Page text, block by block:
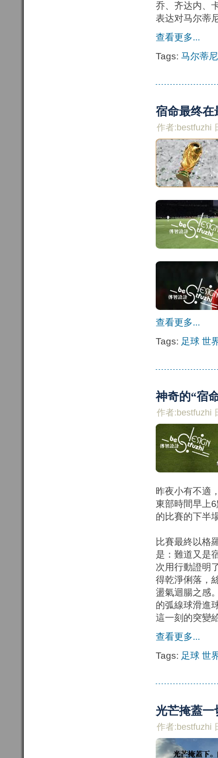
乔、齐达内、
表达对马尔蒂
查看更多...
Tags: 马尔蒂尼
宿命最终在
作者:bestfuzhi
查看更多...
Tags: 足球 世
神奇的“宿
作者:bestfuzhi
昨夜小有不適
東部時間早上
的比賽的下半
比賽最終以格
是：難道又是
次用行動證明
得乾淨俐落，
盪氣迴腸之感
的弧線球滑進
這一刻的突變
查看更多...
Tags: 足球 世
光芒掩蓋一
作者:bestfuzhi